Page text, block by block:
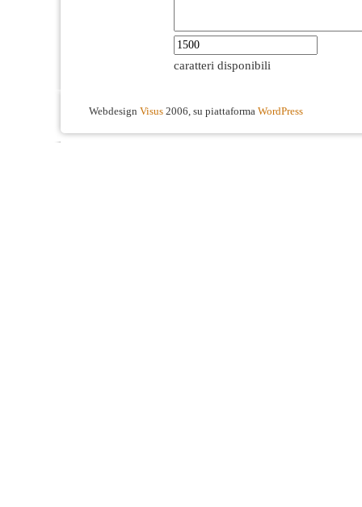
caratteri disponibili
Webdesign Visus 2006, su piattaforma WordPress